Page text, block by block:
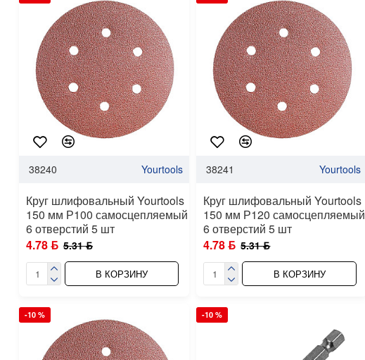
38240 Yourtools
Круг шлифовальный Yourtools
150 мм Р100 самосцепляемый
6 отверстий 5 шт
4.78 ƃ 5.31 ƃ
В КОРЗИНУ
38241 Yourtools
Круг шлифовальный Yourtools
150 мм Р120 самосцепляемый
6 отверстий 5 шт
4.78 ƃ 5.31 ƃ
В КОРЗИНУ
-10 % -10 %